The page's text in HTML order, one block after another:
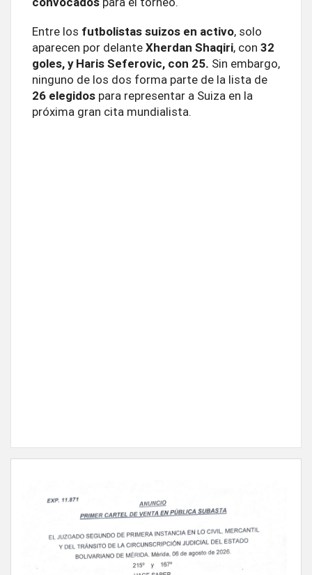
Entre los futbolistas suizos en activo, solo
aparecen por delanteXherdan Shaqiri, con 32
goles, y Haris Seferovic, con 25. Sin embargo,
ninguno de los dos forma parte de la lista de
26 elegidos para representar a Suiza en la
próxima gran cita mundialista.